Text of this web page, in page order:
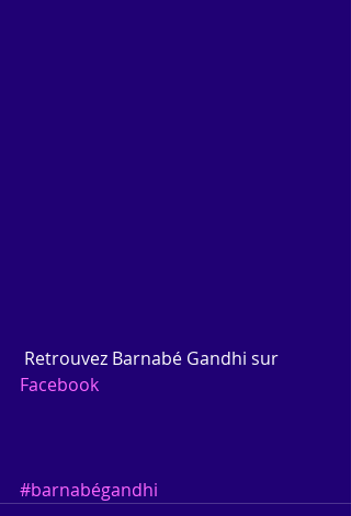
Retrouvez Barnabé Gandhi sur
Facebook
#barnabégandhi